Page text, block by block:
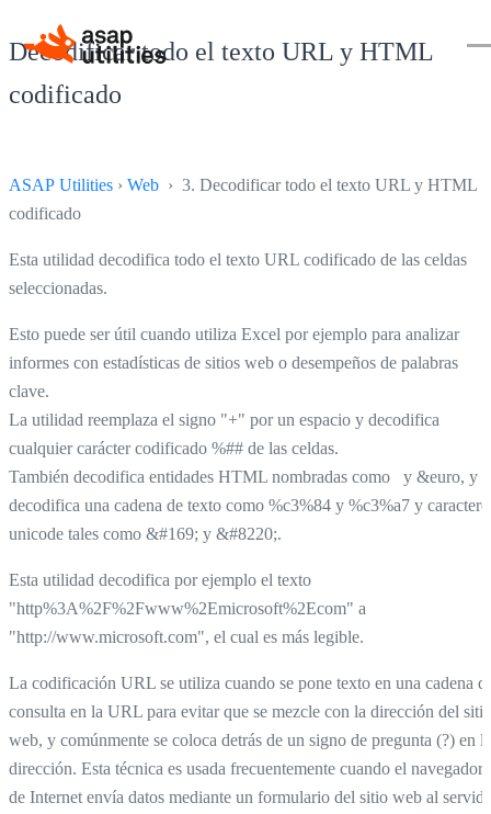
Decodificar todo el texto URL y HTML
codificado
ASAP Utilities › Web › 3. Decodificar todo el texto URL y HTML
codificado
Esta utilidad decodifica todo el texto URL codificado de las celdas
seleccionadas.
Esto puede ser útil cuando utiliza Excel por ejemplo para analizar
informes con estadísticas de sitios web o desempeños de palabras
clave.
La utilidad reemplaza el signo "+" por un espacio y decodifica
cualquier carácter codificado %## de las celdas.
También decodifica entidades HTML nombradas como y &euro, y
decodifica una cadena de texto como %c3%84 y %c3%a7 y
unicode tales como &#169; y &#8220;.
Esta utilidad decodifica por ejemplo el texto
"http%3A%2F%2Fwww%2Emicrosoft%2Ecom" a
"http://www.microsoft.com", el cual es más legible.
La codificación URL se utiliza cuando se pone texto en una cadena
consulta en la URL para evitar que se mezcle con la dirección del sitio
web, y comúnmente se coloca detrás de un signo de pregunta (?) en la
dirección. Esta técnica es usada frecuentemente cuando el navegador
de Internet envía datos mediante un formulario del sitio web al